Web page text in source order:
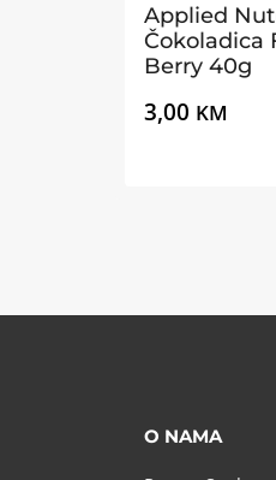
Applied
Čokoladica
Berry 40g
3,00 KM
O NAMA